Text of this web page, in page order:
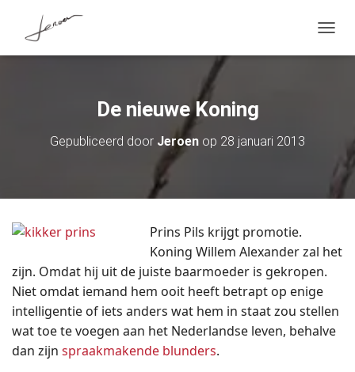
O
A
De nieuwe Koning
Gepubliceerd door Jeroen op 28 januari 2013
Prins Pils krijgt promotie.
Koning Willem Alexander zal het
zijn. Omdat hij uit de juiste baarmoeder is gekropen.
Niet omdat iemand hem ooit heeft betrapt op enige
intelligentie of iets anders wat hem in staat zou stellen
wat toe te voegen aan het Nederlandse leven, behalve
dan zijn spraakmakende blunders.